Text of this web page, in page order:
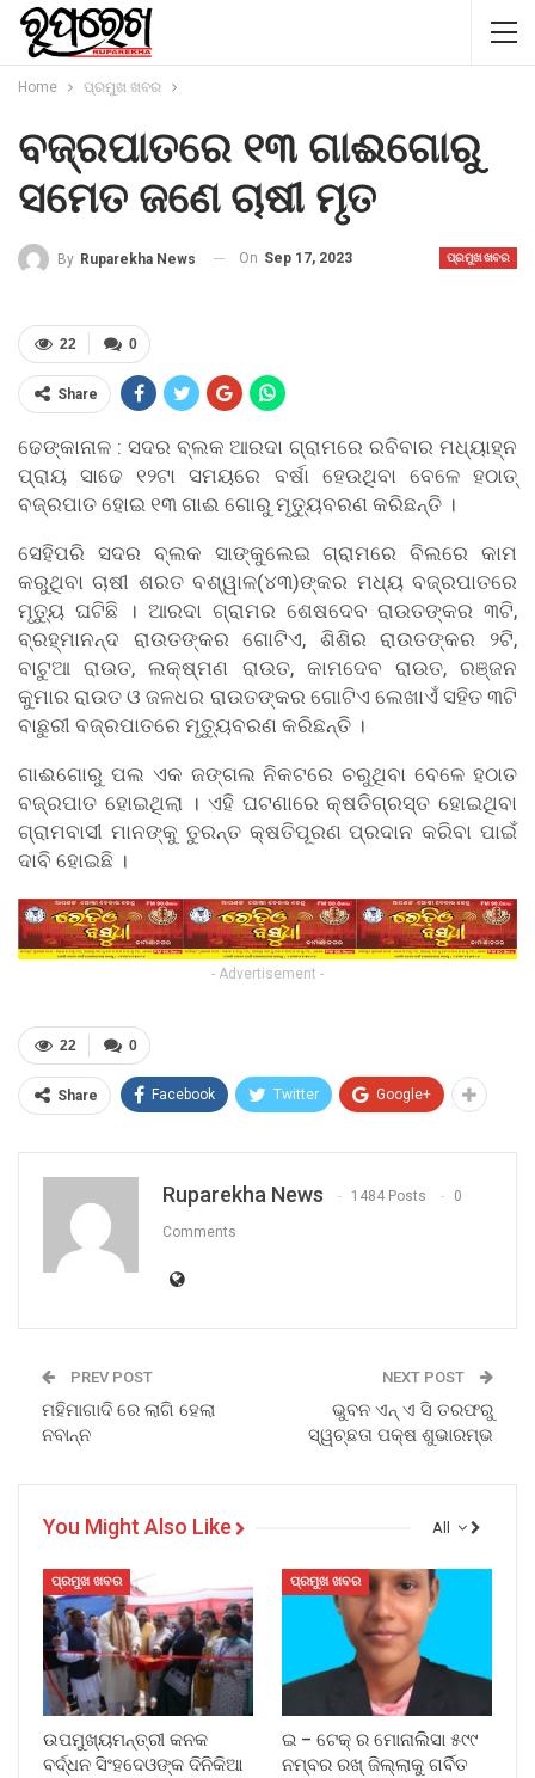
Home ପ୍ରମୁଖ ଖବର
ବଜ୍ରପାତରେ ୧୩ ଗାଈଗୋରୁ
ସମେତ ଜଣେ ଚାଷୀ ମୃତ
ପ୍ରମୁଖ ଖବର
By Ruparekha News On Sep 17, 2023
0
22
Share
ଢେଙ୍କାନାଳ : ସଦର ବ୍ଲକ ଆରଦା ଗ୍ରାମରେ ରବିବାର ମଧ୍ୟାହ୍ନ
ପ୍ରାୟ ସାଢେ ୧୨ଟା ସମୟରେ ବର୍ଷା ହେଉଥିବା ବେଳେ ହଠାତ୍
ବଜ୍ରପାତ ହୋଇ ୧୩ ଗାଈ ଗୋରୁ ମୃତ୍ୟୁବରଣ କରିଛନ୍ତି ।
ସେହିପରି ସଦର ବ୍ଲକ ସାଙ୍କୁଲେଇ ଗ୍ରାମରେ ବିଲରେ କାମ
କରୁଥିବା ଚାଷୀ ଶରତ ବଶ୍ୱାଳ(୪୩)ଙ୍କର ମଧ୍ୟ ବଜ୍ରପାତରେ
ମୃତ୍ୟୁ ଘଟିଛି । ଆରଦା ଗ୍ରାମର ଶେଷଦେବ ରାଉତଙ୍କର ୩ଟି,
ବ୍ରହ୍ମାନନ୍ଦ ରାଉତଙ୍କର ଗୋଟିଏ, ଶିଶିର ରାଉତଙ୍କର ୨ଟି,
ବାଟୁଆ ରାଉତ, ଲକ୍ଷ୍ମଣ ରାଉତ, କାମଦେବ ରାଉତ, ରଞ୍ଜନ
କୁମାର ରାଉତ ଓ ଜଳଧର ରାଉତଙ୍କର ଗୋଟିଏ ଲେଖାଏଁ ସହିତ ୩ଟି
ବାଛୁରୀ ବଜ୍ରପାତରେ ମୃତ୍ୟୁବରଣ କରିଛନ୍ତି ।
ଗାଈଗୋରୁ ପଲ ଏକ ଜଙ୍ଗଲ ନିକଟରେ ଚରୁଥିବା ବେଳେ ହଠାତ
ବଜ୍ରପାତ ହୋଇଥିଲା । ଏହି ଘଟଣାରେ କ୍ଷତିଗ୍ରସ୍ତ ହୋଇଥିବା
ଗ୍ରାମବାସୀ ମାନଙ୍କୁ ତୁରନ୍ତ କ୍ଷତିପୂରଣ ପ୍ରଦାନ କରିବା ପାଇଁ
ଦାବି ହୋଇଛି ।
- Advertisement -
0
22
Share Facebook Twitter Google+
Ruparekha News 1484 Posts 0
Comments
PREV POST
ମହିମାଗାଦି ରେ ଲାଗି ହେଲା
ନବାନ୍ନ
NEXT POST
ଭୁବନ ଏନ୍ ଏ ସି ତରଫରୁ
ସ୍ୱଚ୍ଛତା ପକ୍ଷ ଶୁଭାରମ୍ଭ
All
You Might Also Like
ପ୍ରମୁଖ ଖବର
ଉପମୁଖ୍ୟମନ୍ତ୍ରୀ କନକ
ବର୍ଦ୍ଧନ ସିଂହଦେଓଙ୍କ ଦିନିକିଆ
ପ୍ରମୁଖ ଖବର
ଇ – ଟେକ୍ ର ମୋନାଲିସା ୫୯୯
ନମ୍ବର ରଖ୍ ଜିଲ୍ଲାକୁ ଗର୍ବିତ